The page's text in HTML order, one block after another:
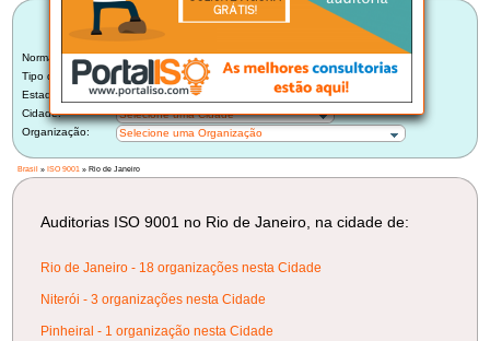
LISTA BRASILEIRA DE AUDITORIAS
Norma:
ISO 9001
Tipo de Auditoria:
Auditoria Interna
Estado:
Rio de Janeiro (24)
Cidade:
Selecione uma Cidade
Organização:
Selecione uma Organização
Brasil »ISO 9001 » Rio de Janeiro
Auditorias ISO 9001 no Rio de Janeiro, na cidade de:
Rio de Janeiro - 18 organizações nesta Cidade
Niterói - 3 organizações nesta Cidade
Pinheiral - 1 organização nesta Cidade